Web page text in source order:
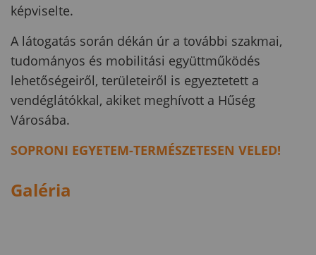
képviselte.
A látogatás során dékán úr a további szakmai,
tudományos és mobilitási együttműködés
lehetőségeiről, területeiről is egyeztetett a
vendéglátókkal, akiket meghívott a Hűség
Városába.
SOPRONI EGYETEM-TERMÉSZETESEN VELED!
Galéria